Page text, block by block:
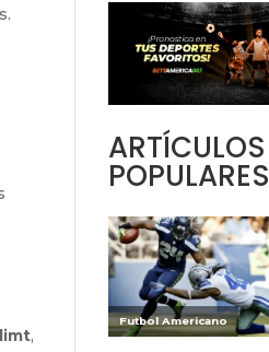
,
ARTÍCULOS
POPULARES